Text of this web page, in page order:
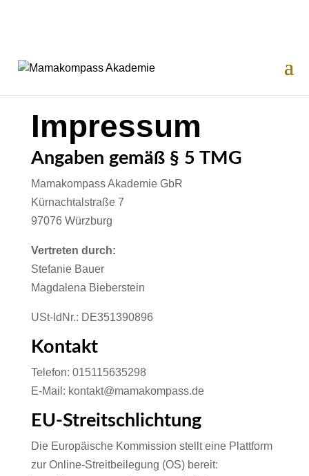
Impressum
Angaben gemäß § 5 TMG
Mamakompass Akademie GbR
Kürnachtalstraße 7
97076 Würzburg
Vertreten durch:
Stefanie Bauer
Magdalena Bieberstein
USt-IdNr.: DE351390896
Kontakt
Telefon: 015115635298
E-Mail: kontakt@mamakompass.de
EU-Streitschlichtung
Die Europäische Kommission stellt eine Plattform
zur Online-Streitbeilegung (OS) bereit: